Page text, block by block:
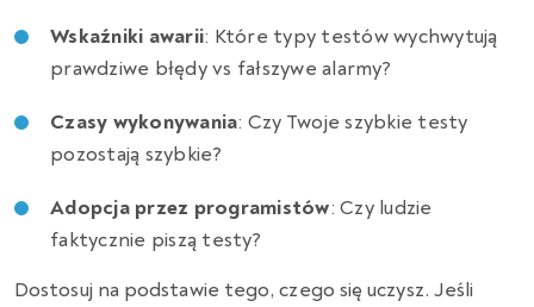
Wskaźniki awarii: Które typy testów wychwytują
prawdziwe błędy vs fałszywe alarmy?
Czasy wykonywania: Czy Twoje szybkie testy
pozostają szybkie?
Adopcja przez programistów: Czy ludzie
faktycznie piszą testy?
Dostosuj na podstawie tego, czego się uczysz. Jeśli